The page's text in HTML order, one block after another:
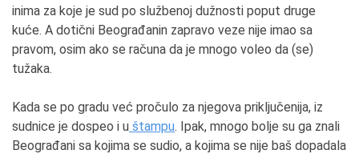
inima za koje je sud po službenoj dužnosti poput druge
kuće. A dotični Beograđanin zapravo veze nije imao sa
pravom, osim ako se računa da je mnogo voleo da (se)
tužaka.
Kada se po gradu već pročulo za njegova priključenija, iz
sudnice je dospeo i u štampu. Ipak, mnogo bolje su ga znali
Beograđani sa kojima se sudio, a kojima se nije baš dopadala